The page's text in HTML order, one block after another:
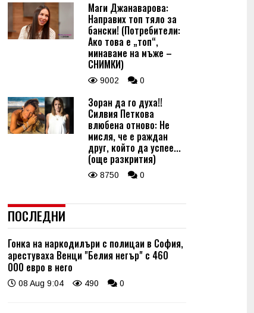
Маги Джанаварова:
Направих топ тяло за
бански! (Потребители:
Ако това е „топ“,
минаваме на мъже –
СНИМКИ)
9002 0
Зоран да го духа!!
Силвия Петкова
влюбена отново: Не
мисля, че е раждан
друг, който да успее...
(още разкрития)
8750 0
ПОСЛЕДНИ
Гонка на наркодилъри с полицаи в София,
арестуваха Венци "Белия негър" с 460
000 евро в него
08 Aug 9:04 490 0